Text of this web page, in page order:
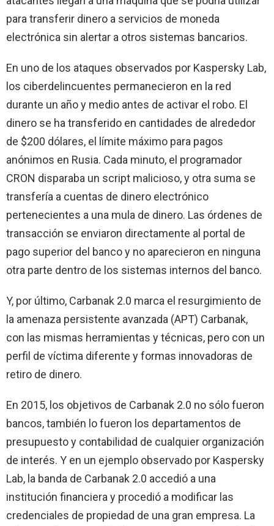
para transferir dinero a servicios de moneda
electrónica sin alertar a otros sistemas bancarios.
En uno de los ataques observados por Kaspersky Lab,
los ciberdelincuentes permanecieron en la red
durante un año y medio antes de activar el robo. El
dinero se ha transferido en cantidades de alrededor
de $200 dólares, el límite máximo para pagos
anónimos en Rusia. Cada minuto, el programador
CRON disparaba un script malicioso, y otra suma se
transfería a cuentas de dinero electrónico
pertenecientes a una mula de dinero. Las órdenes de
transacción se enviaron directamente al portal de
pago superior del banco y no aparecieron en ninguna
otra parte dentro de los sistemas internos del banco.
Y, por último, Carbanak 2.0 marca el resurgimiento de
la amenaza persistente avanzada (APT) Carbanak,
con las mismas herramientas y técnicas, pero con un
perfil de víctima diferente y formas innovadoras de
retiro de dinero.
En 2015, los objetivos de Carbanak 2.0 no sólo fueron
bancos, también lo fueron los departamentos de
presupuesto y contabilidad de cualquier organización
de interés. Y en un ejemplo observado por Kaspersky
Lab, la banda de Carbanak 2.0 accedió a una
institución financiera y procedió a modificar las
credenciales de propiedad de una gran empresa. La